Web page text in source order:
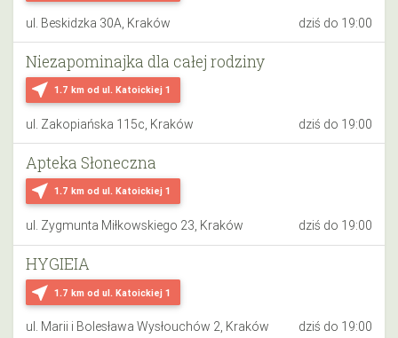
ul. Beskidzka 30A, Kraków dziś do 19:00
near_me 1.7 km od ul. Katoickiej 1
Niezapominajka dla całej rodziny
ul. Zakopiańska 115c, Kraków dziś do 19:00
near_me 1.7 km od ul. Katoickiej 1
Apteka Słoneczna
ul. Zygmunta Miłkowskiego 23, Kraków dziś do 19:00
near_me 1.7 km od ul. Katoickiej 1
HYGIEIA
ul. Marii i Bolesława Wysłouchów 2, Kraków dziś do 19:00